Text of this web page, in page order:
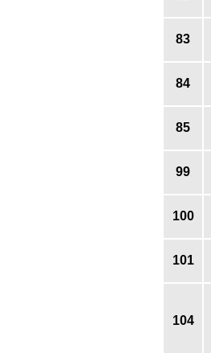
83
84
85
99
100
101
104